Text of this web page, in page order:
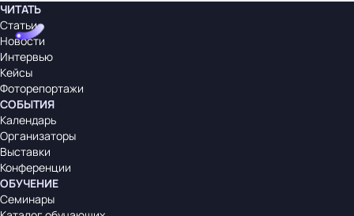
ЧИТАТЬ
Статьи
Новости
Интервью
Кейсы
Фоторепортажи
СОБЫТИЯ
Календарь
Организаторы
Выставки
Конференции
ОБУЧЕНИЕ
Семинары